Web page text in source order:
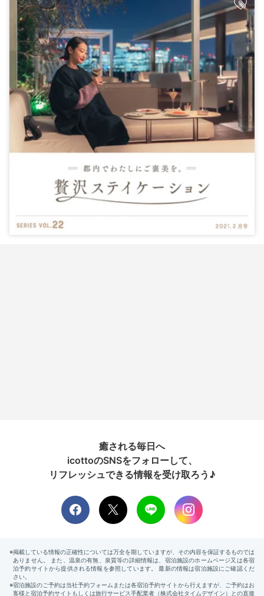
癒される毎日へ
icottoのSNSをフォローして、
リフレッシュできる情報を受け取ろう♪